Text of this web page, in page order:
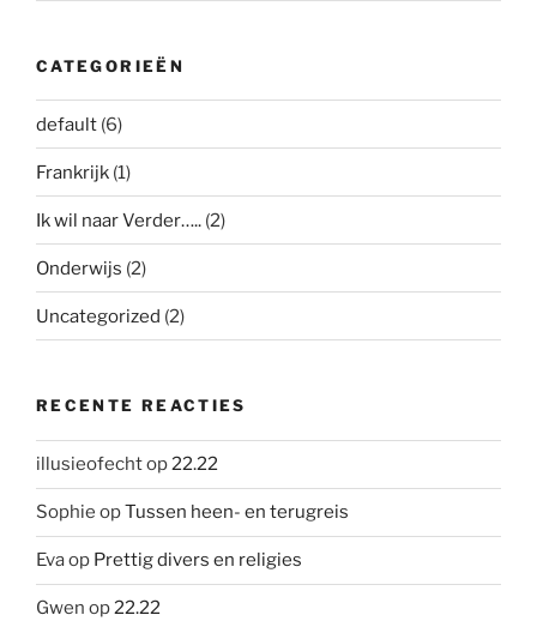
CATEGORIEËN
default (6)
Frankrijk (1)
Ik wil naar Verder….. (2)
Onderwijs (2)
Uncategorized (2)
RECENTE REACTIES
illusieofechtop22.22
Sophie opTussen heen- en terugreis
Evaop Prettig divers en religies
Gwen op22.22